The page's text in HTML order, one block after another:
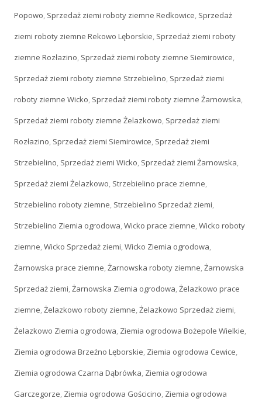
Popowo, Sprzedaż ziemi roboty ziemne Redkowice, Sprzedaż
ziemi roboty ziemne Rekowo Lęborskie, Sprzedaż ziemi roboty
ziemne Rozłazino, Sprzedaż ziemi roboty ziemne Siemirowice,
Sprzedaż ziemi roboty ziemne Strzebielino, Sprzedaż ziemi
roboty ziemne Wicko, Sprzedaż ziemi roboty ziemne Żarnowska,
Sprzedaż ziemi roboty ziemne Żelazkowo, Sprzedaż ziemi
Rozłazino, Sprzedaż ziemi Siemirowice, Sprzedaż ziemi
Strzebielino, Sprzedaż ziemi Wicko, Sprzedaż ziemi Żarnowska,
Sprzedaż ziemi Żelazkowo, Strzebielino prace ziemne,
Strzebielino roboty ziemne, Strzebielino Sprzedaż ziemi,
Strzebielino Ziemia ogrodowa,Wicko prace ziemne,Wicko roboty
ziemne,Wicko Sprzedaż ziemi,Wicko Ziemia ogrodowa,
Żarnowska prace ziemne,Żarnowska roboty ziemne,Żarnowska
Sprzedaż ziemi,Żarnowska Ziemia ogrodowa,Żelazkowo prace
ziemne,Żelazkowo roboty ziemne,Żelazkowo Sprzedaż ziemi,
Żelazkowo Ziemia ogrodowa, Ziemia ogrodowa Bożepole Wielkie,
Ziemia ogrodowa Brzeźno Lęborskie, Ziemia ogrodowa Cewice,
Ziemia ogrodowa Czarna Dąbrówka, Ziemia ogrodowa
Garczegorze, Ziemia ogrodowa Gościcino, Ziemia ogrodowa